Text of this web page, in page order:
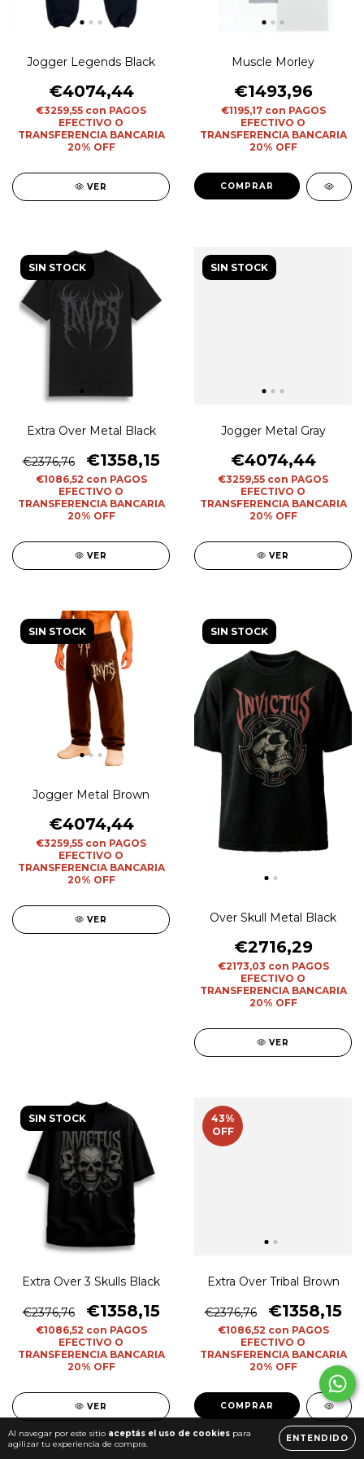
Al navegar por este sitio aceptás el uso de cookies para
agilizar tu experiencia de compra.
ENTENDIDO
Jogger Legends Black
€4074,44
€3259,55 con PAGOS
EFECTIVO O
TRANSFERENCIA BANCARIA
20% OFF
VER
Muscle Morley
€1493,96
€1195,17 con PAGOS
EFECTIVO O
TRANSFERENCIA BANCARIA
20% OFF
COMPRAR
SIN STOCK
Extra Over Metal Black
€2376,76 €1358,15
€1086,52 con PAGOS
EFECTIVO O
TRANSFERENCIA BANCARIA
20% OFF
VER
SIN STOCK
Jogger Metal Gray
€4074,44
€3259,55 con PAGOS
EFECTIVO O
TRANSFERENCIA BANCARIA
20% OFF
VER
SIN STOCK
Jogger Metal Brown
€4074,44
€3259,55 con PAGOS
EFECTIVO O
TRANSFERENCIA BANCARIA
20% OFF
VER
SIN STOCK
Over Skull Metal Black
€2716,29
€2173,03 con PAGOS
EFECTIVO O
TRANSFERENCIA BANCARIA
20% OFF
VER
SIN STOCK
Extra Over 3 Skulls Black
€2376,76 €1358,15
€1086,52 con PAGOS
EFECTIVO O
TRANSFERENCIA BANCARIA
20% OFF
VER
43%
OFF
Extra Over Tribal Brown
€2376,76 €1358,15
€1086,52 con PAGOS
EFECTIVO O
TRANSFERENCIA BANCARIA
20% OFF
COMPRAR